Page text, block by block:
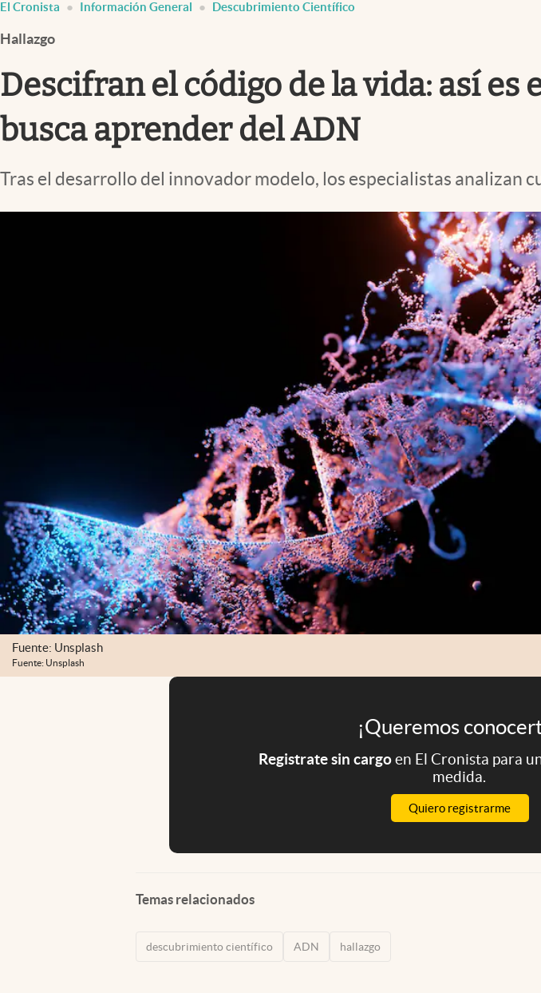
Infotechnology
Clase
Clima
Mundial 2026
Eventos Corporativos
El Cronista Información General Descubrimiento Científico
Hallazgo
Descifran el código de la vida: así
busca aprender del ADN
Tras el desarrollo del innovador modelo, los especialistas analizan
Fuente: Unsplash
Fuente: Unsplash
¡Queremos
Registrate sin cargoen El Cronista para
medida.
Quiero registrarme
Temas relacionados
descubrimiento científico ADN hallazgo